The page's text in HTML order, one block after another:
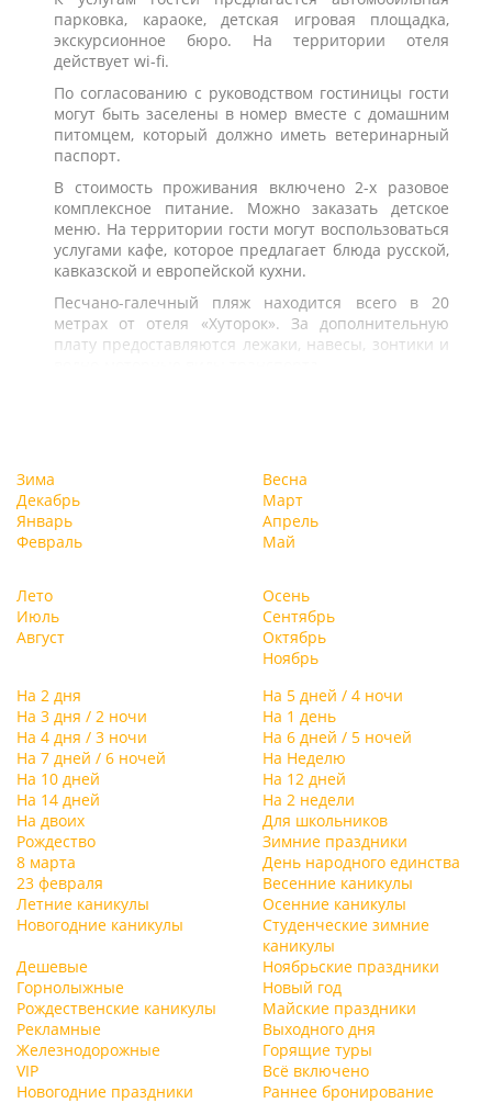
парковка, караоке, детская игровая площадка,
экскурсионное бюро. На территории отеля
действует wi-fi.
По согласованию с руководством гостиницы гости
могут быть заселены в номер вместе с домашним
питомцем, который должно иметь ветеринарный
паспорт.
В стоимость проживания включено 2-х разовое
комплексное питание. Можно заказать детское
меню. На территории гости могут воспользоваться
услугами кафе, которое предлагает блюда русской,
кавказской и европейской кухни.
Песчано-галечный пляж находится всего в 20
метрах от отеля «Хуторок». За дополнительную
плату предоставляются лежаки, навесы, зонтики и
Зима
Декабрь
Январь
Февраль
Весна
Март
Апрель
Май
Лето
Июль
Август
Осень
Сентябрь
Октябрь
Ноябрь
На 2 дня
На 5 дней / 4 ночи
На 3 дня / 2 ночи
На 1 день
На 4 дня / 3 ночи
На 6 дней / 5 ночей
На 7 дней / 6 ночей
На Неделю
На 10 дней
На 12 дней
На 14 дней
На 2 недели
На двоих
Для школьников
Рождество
Зимние праздники
8 марта
День народного единства
23 февраля
Весенние каникулы
Летние каникулы
Осенние каникулы
Новогодние каникулы
Студенческие зимние
каникулы
Дешевые
Ноябрьские праздники
Горнолыжные
Новый год
Рождественские каникулы
Майские праздники
Рекламные
Выходного дня
Железнодорожные
Горящие туры
VIP
Всё включено
Новогодние праздники
Раннее бронирование